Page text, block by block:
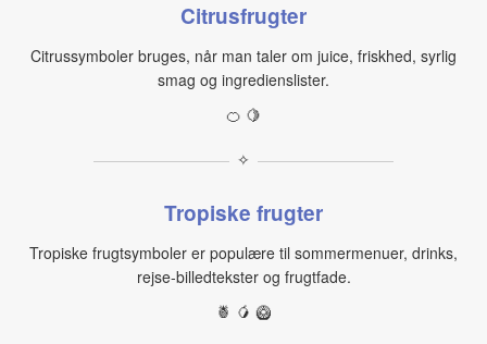
Citrusfrugter
Citrussymboler bruges, når man taler om juice, friskhed, syrlig
smag og ingredienslister.
🍊 🍋
✧
Tropiske frugter
Tropiske frugtsymboler er populære til sommermenuer, drinks,
rejse-billedtekster og frugtfade.
🍍 🥭 🥝